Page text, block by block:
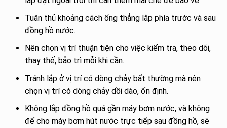
Tuân thủ khoảng cách ống thẳng lắp phía trước và sau
đồng hồ nước.
Nên chọn vị trí thuận tiện cho việc kiểm tra, theo dõi,
thay thế, bảo trì mỗi khi cần.
Tránh lắp ở vị trí có dòng chảy bất thường mà nên
chọn vị trí có dòng chảy dồi dào, ổn định.
Không lắp đồng hồ quá gần máy bơm nước, và không
để cho máy bơm hút nước trực tiếp sau đồng hồ, sẽ